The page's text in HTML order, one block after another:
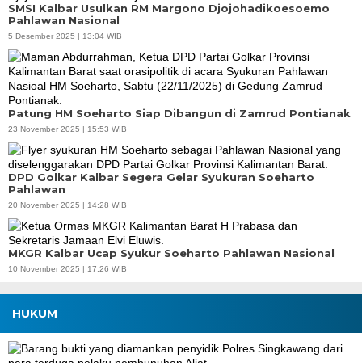
SMSI Kalbar Usulkan RM Margono Djojohadikoesoemo
Pahlawan Nasional
5 Desember 2025 | 13:04 WIB
Patung HM Soeharto Siap Dibangun di Zamrud Pontianak
23 November 2025 | 15:53 WIB
DPD Golkar Kalbar Segera Gelar Syukuran Soeharto
Pahlawan
20 November 2025 | 14:28 WIB
MKGR Kalbar Ucap Syukur Soeharto Pahlawan Nasional
10 November 2025 | 17:26 WIB
HUKUM